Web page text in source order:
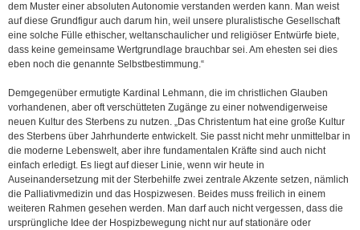
dem Muster einer absoluten Autonomie verstanden werden kann. Man weist
auf diese Grundfigur auch darum hin, weil unsere pluralistische Gesellschaft
eine solche Fülle ethischer, weltanschaulicher und religiöser Entwürfe biete,
dass keine gemeinsame Wertgrundlage brauchbar sei. Am ehesten sei dies
eben noch die genannte Selbstbestimmung.“
Demgegenüber ermutigte Kardinal Lehmann, die im christlichen Glauben
vorhandenen, aber oft verschütteten Zugänge zu einer notwendigerweise
neuen Kultur des Sterbens zu nutzen. „Das Christentum hat eine große Kultur
des Sterbens über Jahrhunderte entwickelt. Sie passt nicht mehr unmittelbar in
die moderne Lebenswelt, aber ihre fundamentalen Kräfte sind auch nicht
einfach erledigt. Es liegt auf dieser Linie, wenn wir heute in
Auseinandersetzung mit der Sterbehilfe zwei zentrale Akzente setzen, nämlich
die Palliativmedizin und das Hospizwesen. Beides muss freilich in einem
weiteren Rahmen gesehen werden. Man darf auch nicht vergessen, dass die
ursprüngliche Idee der Hospizbewegung nicht nur auf stationäre oder